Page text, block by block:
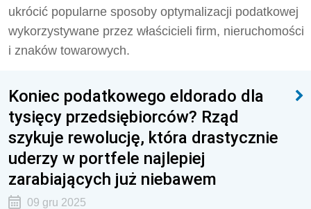
ukrócić popularne sposoby optymalizacji podatkowej
wykorzystywane przez właścicieli firm, nieruchomości
i znaków towarowych.
Koniec podatkowego eldorado dla
tysięcy przedsiębiorców? Rząd
szykuje rewolucję, która drastycznie
uderzy w portfele najlepiej
zarabiających już niebawem
09 gru 2025